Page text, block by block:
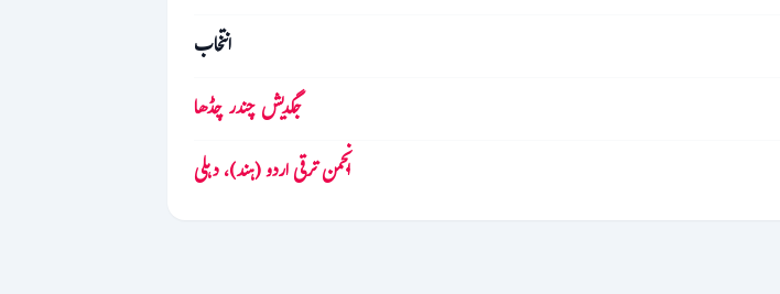
انتخاب
جگدیش چندر چڈھا
انجمن ترقی اردو (ہند)، دہلی